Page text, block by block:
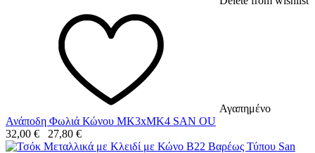
Αγαπημένο
Ανάποδη Φωλιά Κώνου MK3xMK4 SAN OU
32,00 € 27,80 €